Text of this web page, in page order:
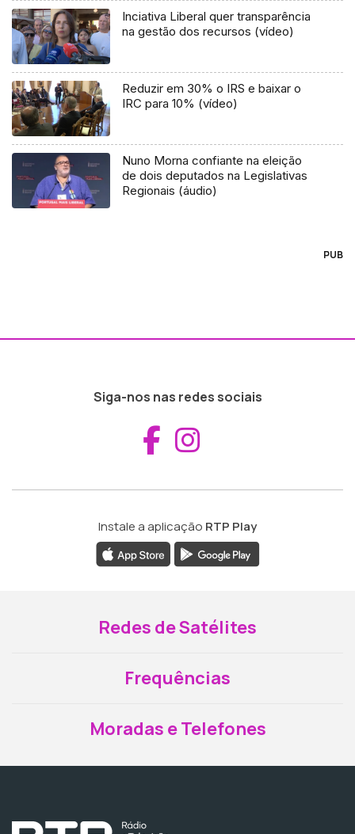
Inciativa Liberal quer transparência
na gestão dos recursos (vídeo)
Reduzir em 30% o IRS e baixar o
IRC para 10% (vídeo)
Nuno Morna confiante na eleição
de dois deputados na Legislativas
Regionais (áudio)
PUB
Siga-nos nas redes sociais
Aceder ao
Instale a aplicação RTP Play
Redes de Satélites
Frequências
Moradas e Telefones